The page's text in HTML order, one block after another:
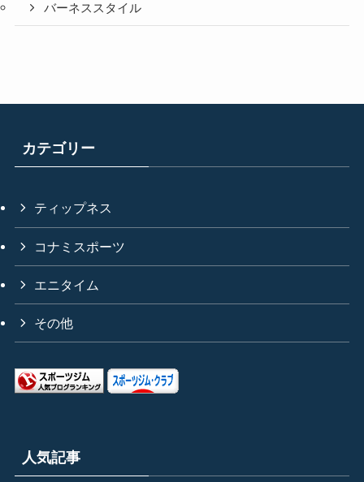
バーネススタイル
カテゴリー
ティップネス
コナミスポーツ
エニタイム
その他
人気記事